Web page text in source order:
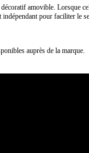
amovible. Lorsque
pour faciliter le
auprès de la marque.